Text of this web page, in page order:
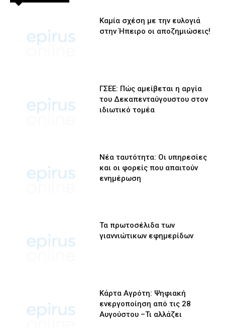
Καμία σχέση με την ευλογιά
στην Ήπειρο οι αποζημιώσεις!
ΓΣΕΕ: Πώς αμείβεται η αργία
του Δεκαπενταύγουστου στον
ιδιωτικό τομέα
Νέα ταυτότητα: Οι υπηρεσίες
και οι φορείς που απαιτούν
ενημέρωση
Τα πρωτοσέλιδα των
γιαννιώτικων εφημερίδων
Κάρτα Αγρότη: Ψηφιακή
ενεργοποίηση από τις 28
Αυγούστου –Τι αλλάζει